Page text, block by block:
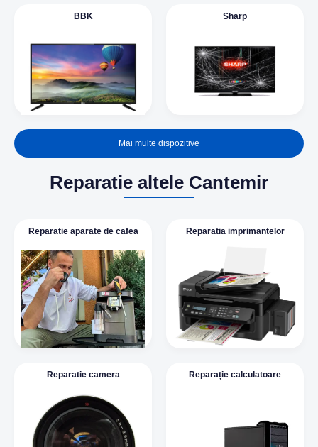
BBK Sharp
Mai multe dispozitive
Reparatie altele Cantemir
Reparatie aparate de cafea Reparatia imprimantelor
Reparatie camera Reparație calculatoare